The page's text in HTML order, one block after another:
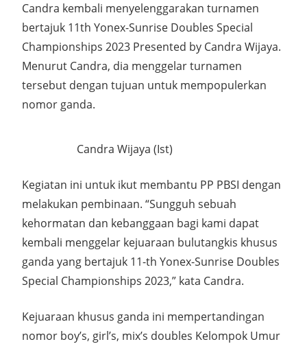
Candra kembali menyelenggarakan turnamen
bertajuk 11th Yonex-Sunrise Doubles Special
Championships 2023 Presented by Candra Wijaya.
Menurut Candra, dia menggelar turnamen
tersebut dengan tujuan untuk mempopulerkan
nomor ganda.
Candra Wijaya (Ist)
Kegiatan ini untuk ikut membantu PP PBSI dengan
melakukan pembinaan. “Sungguh sebuah
kehormatan dan kebanggaan bagi kami dapat
kembali menggelar kejuaraan bulutangkis khusus
ganda yang bertajuk 11-th Yonex-Sunrise Doubles
Special Championships 2023,” kata Candra.
Kejuaraan khusus ganda ini mempertandingan
nomor boy’s, girl’s, mix’s doubles Kelompok Umur